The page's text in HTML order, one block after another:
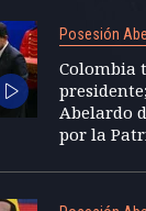
Posesión
Colombia
Abelardo
por la